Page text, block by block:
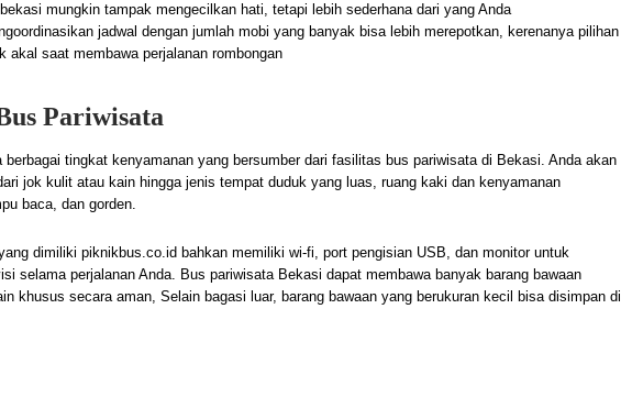
mungkin tampak mengecilkan hati, tetapi lebih sederhana dari yang Anda
jadwal dengan jumlah mobi yang banyak bisa lebih merepotkan, kerenanya pilihan
akal saat membawa perjalanan rombongan
Pariwisata
tingkat kenyamanan yang bersumber dari fasilitas bus pariwisata di Bekasi. Anda akan
jok kulit atau kain hingga jenis tempat duduk yang luas, ruang kaki dan kenyamanan
baca, dan gorden.
dimiliki piknikbus.co.id bahkan memiliki wi-fi, port pengisian USB, dan monitor untuk
selama perjalanan Anda. Bus pariwisata Bekasi dapat membawa banyak barang bawaan
khusus secara aman, Selain bagasi luar, barang bawaan yang berukuran kecil bisa disimpan di